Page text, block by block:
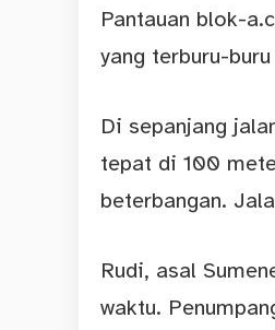
Pantauan blok-
yang terburu-
Di sepanjang
tepat di 100
beterbangan.
Rudi, asal
waktu.